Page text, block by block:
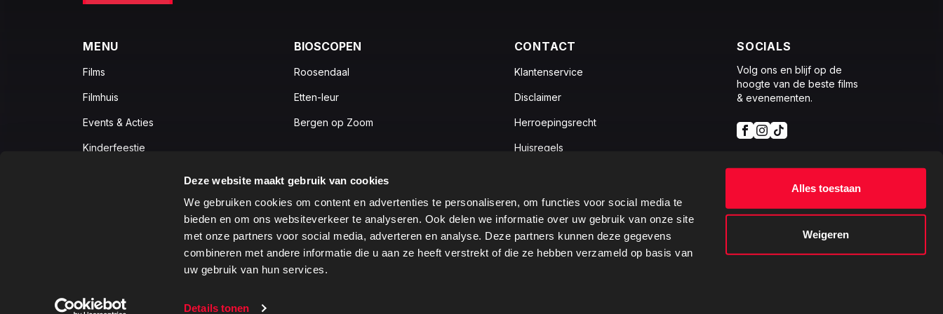
Deze website maakt gebruik van cookies
We gebruiken cookies om content en advertenties te personaliseren, om functies voor social media te
bieden en om ons websiteverkeer te analyseren. Ook delen we informatie over uw gebruik van onze site
met onze partners voor social media, adverteren en analyse. Deze partners kunnen deze gegevens
combineren met andere informatie die u aan ze heeft verstrekt of die ze hebben verzameld op basis van
uw gebruik van hun services.
Details tonen
Alles toestaan
Weigeren
MENU
Films
Filmhuis
Events & Acties
Kinderfeestje
BIOSCOPEN
Roosendaal
Etten-leur
Bergen op Zoom
CONTACT
Klantenservice
Disclaimer
Herroepingsrecht
Huisregels
Ticketprijzen
SOCIALS
Volg ons en blijf op de
hoogte van de beste films
& evenementen.
2026 © C-Cinema, Alle rechten voorbehouden
Ontwikkeld